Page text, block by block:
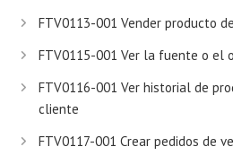
FTV0113-001 Vender producto
FTV0115-001 Ver la fuente o el
FTV0116-001 Ver historial de
cliente
FTV0117-001 Crear pedidos de